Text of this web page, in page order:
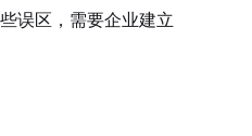
误区，需要企业建立